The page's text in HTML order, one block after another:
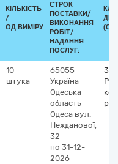
КІЛЬКІСТЬ
/
ОД.ВИМІРУ
СТРОК
ПОСТАВКИ/
ВИКОНАННЯ
РОБІТ/
НАДАННЯ
ПОСЛУГ:
ДК
10
штука
65055
Україна
Одеська
область
Одеса вул.
Нежданової,
32
по 31-12-
2026